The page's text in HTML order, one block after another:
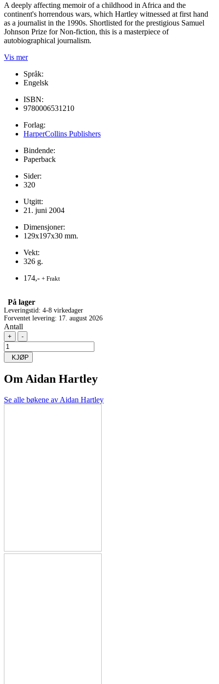
A deeply affecting memoir of a childhood in Africa and the
continent's horrendous wars, which Hartley witnessed at first hand
as a journalist in the 1990s. Shortlisted for the prestigious Samuel
Johnson Prize for Non-fiction, this is a masterpiece of
autobiographical journalism.
Vis mer
Språk:
Engelsk
ISBN:
9780006531210
Forlag:
HarperCollins Publishers
Bindende:
Paperback
Sider:
320
Utgitt:
21. juni 2004
Dimensjoner:
129x197x30 mm.
Vekt:
326 g.
174,- + Frakt
På lager
Leveringstid: 4-8 virkedager
Forventet levering: 17. august 2026
Antall
+ -
KJØP
Om Aidan Hartley
Se alle bøkene av Aidan Hartley